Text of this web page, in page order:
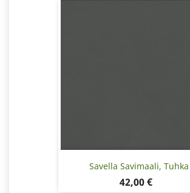
Savella Savimaali, Tuhka
Hinta
42,00 €